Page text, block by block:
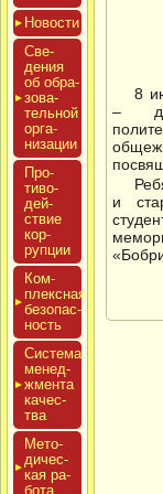
Новос­ти
Све­
дения
об об­ра­
зова­
тель­ной
ор­га­
низа­ции
Про­
тиво­
дей­
ствие
кор­
рупции
Ком­
плексная
бе­зопас­
ность
Сис­те­ма
ме­нед­
жмен­та
ка­чес­
тва
Мето­
дичес­
кая ра­
бота
8
–
и